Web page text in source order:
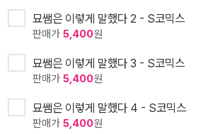
묘쌤은 이렇게 말했다 2 - S코믹스
판매가 5,400원
묘쌤은 이렇게 말했다 3 - S코믹스
판매가 5,400원
묘쌤은 이렇게 말했다 4 - S코믹스
판매가 5,400원